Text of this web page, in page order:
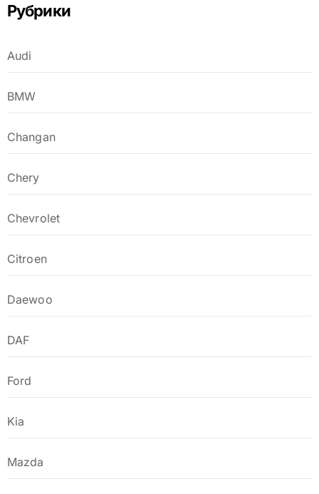
Рубрики
Audi
BMW
Changan
Chery
Chevrolet
Citroen
Daewoo
DAF
Ford
Kia
Mazda